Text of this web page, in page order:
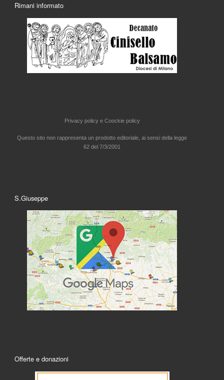
Rimani informato
Privacy policy e Coockie policy
Questo sito non rappresenta un prodotto editoriale, ai sensi della legge
62 del 7/3/2001
S.Giuseppe
Offerte e donazioni